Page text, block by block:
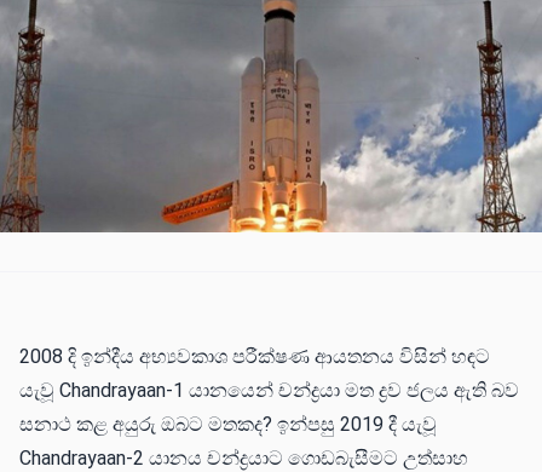
2008 දි ඉන්දීය අභ්‍යවකාශ පරීක්ෂණ ආයතනය විසින් හඳට
යැවූ Chandrayaan-1 යානයෙන් චන්ද්‍රයා මත ද්‍රව ජලය ඇති බව
සනාථ කළ අයුරු ඔබට මතකද? ඉන්පසු 2019 දී යැවූ
Chandrayaan-2 යානය චන්ද්‍රයාට ගොඩබැසීමට උත්සාහ